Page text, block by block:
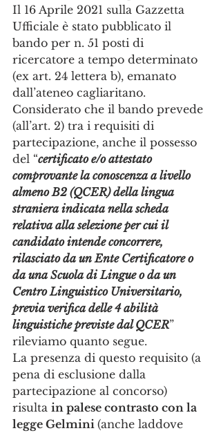
Il 16 Aprile 2021 sulla Gazzetta
Ufficiale è stato pubblicato il
bando per n. 51 posti di
ricercatore a tempo determinato
(ex art. 24 lettera b), emanato
dall’ateneo cagliaritano.
Considerato che il bando prevede
(all’art. 2) tra i requisiti di
partecipazione, anche il possesso
del “certificato e/o attestato
comprovante la conoscenza a livello
almeno B2 (QCER) della lingua
straniera indicata nella scheda
relativa alla selezione per cui il
candidato intende concorrere,
rilasciato da un Ente Certificatore o
da una Scuola di Lingue o da un
Centro Linguistico Universitario,
previa verifica delle 4 abilità
linguistiche previste dal QCER”
rileviamo quanto segue.
La presenza di questo requisito (a
pena di esclusione dalla
partecipazione al concorso)
risulta in palese contrasto con la
legge Gelmini (anche laddove